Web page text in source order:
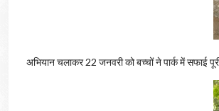
अभियान चलाकर 22 जनवरी को बच्चों ने पार्क में सफाई